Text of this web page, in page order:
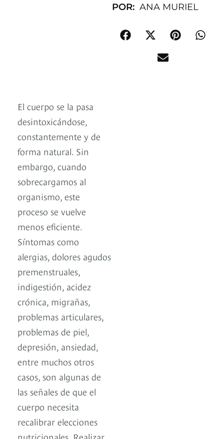
POR: ANA MURIEL
El cuerpo se la pasa
desintoxicándose,
constantemente y de
forma natural. Sin
embargo, cuando
sobrecargamos al
organismo, este
proceso se vuelve
menos eficiente.
Síntomas como
alergias, dolores agudos
premenstruales,
indigestión, acidez
crónica, migrañas,
problemas articulares,
problemas de piel,
depresión, ansiedad,
entre muchos otros
casos, son algunas de
las señales de que el
cuerpo necesita
recalibrar elecciones
nutricionales. Realizar